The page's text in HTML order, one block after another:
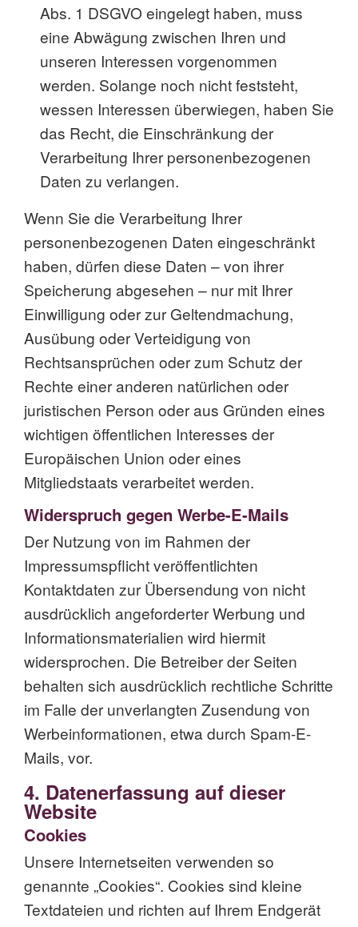
Abs. 1 DSGVO eingelegt haben, muss
eine Abwägung zwischen Ihren und
unseren Interessen vorgenommen
werden. Solange noch nicht feststeht,
wessen Interessen überwiegen, haben Sie
das Recht, die Einschränkung der
Verarbeitung Ihrer personenbezogenen
Daten zu verlangen.
Wenn Sie die Verarbeitung Ihrer
personenbezogenen Daten eingeschränkt
haben, dürfen diese Daten – von ihrer
Speicherung abgesehen – nur mit Ihrer
Einwilligung oder zur Geltendmachung,
Ausübung oder Verteidigung von
Rechtsansprüchen oder zum Schutz der
Rechte einer anderen natürlichen oder
juristischen Person oder aus Gründen eines
wichtigen öffentlichen Interesses der
Europäischen Union oder eines
Mitgliedstaats verarbeitet werden.
Widerspruch gegen Werbe-E-Mails
Der Nutzung von im Rahmen der
Impressumspflicht veröffentlichten
Kontaktdaten zur Übersendung von nicht
ausdrücklich angeforderter Werbung und
Informationsmaterialien wird hiermit
widersprochen. Die Betreiber der Seiten
behalten sich ausdrücklich rechtliche Schritte
im Falle der unverlangten Zusendung von
Werbeinformationen, etwa durch Spam-E-
Mails, vor.
4. Datenerfassung auf dieser
Website
Cookies
Unsere Internetseiten verwenden so
genannte „Cookies“. Cookies sind kleine
Textdateien und richten auf Ihrem Endgerät